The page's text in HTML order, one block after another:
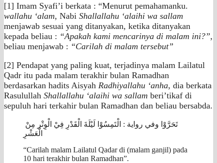
[1] Imam Syafi’i berkata : “Menurut pemahamanku.
wallahu ‘alam, Nabi Shallallahu ‘alaihi wa sallam
menjawab sesuai yang ditanyakan, ketika ditanyakan
kepada beliau : “Apakah kami mencarinya di malam ini?”,
beliau menjawab : “Carilah di malam tersebut”
[2] Pendapat yang paling kuat, terjadinya malam Lailatul
Qadr itu pada malam terakhir bulan Ramadhan
berdasarkan hadits Aisyah Radhiyallahu ‘anha, dia berkata
Rasulullah Shallallahu ‘alaihi wa sallam beri’tikaf di
sepuluh hari terkahir bulan Ramadhan dan beliau bersabda.
الْعَشْرِ
“Carilah malam Lailatul Qadar di (malam ganjil) pada
10 hari terakhir bulan Ramadhan”.